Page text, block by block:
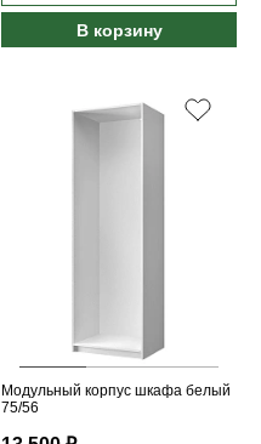
В корзину
Модульный корпус шкафа белый
75/56